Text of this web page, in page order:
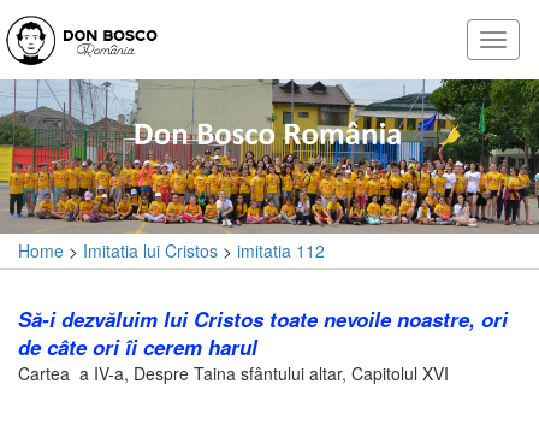
Home > Imitatia lui Cristos > imitatia 112
Să-i dezvăluim lui Cristos toate nevoile noastre, ori
de câte ori îi cerem harul
Cartea a IV-a, Despre Taina sfântului altar, Capitolul XVI